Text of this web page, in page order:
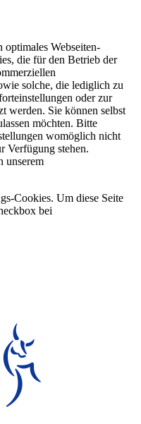
Webseiten-
die für den Betrieb der
solche, die lediglich zu
oder zur
werden. Sie können selbst
möchten. Bitte
womöglich nicht
Verfügung stehen.
unserem
Cookies. Um diese Seite
bei